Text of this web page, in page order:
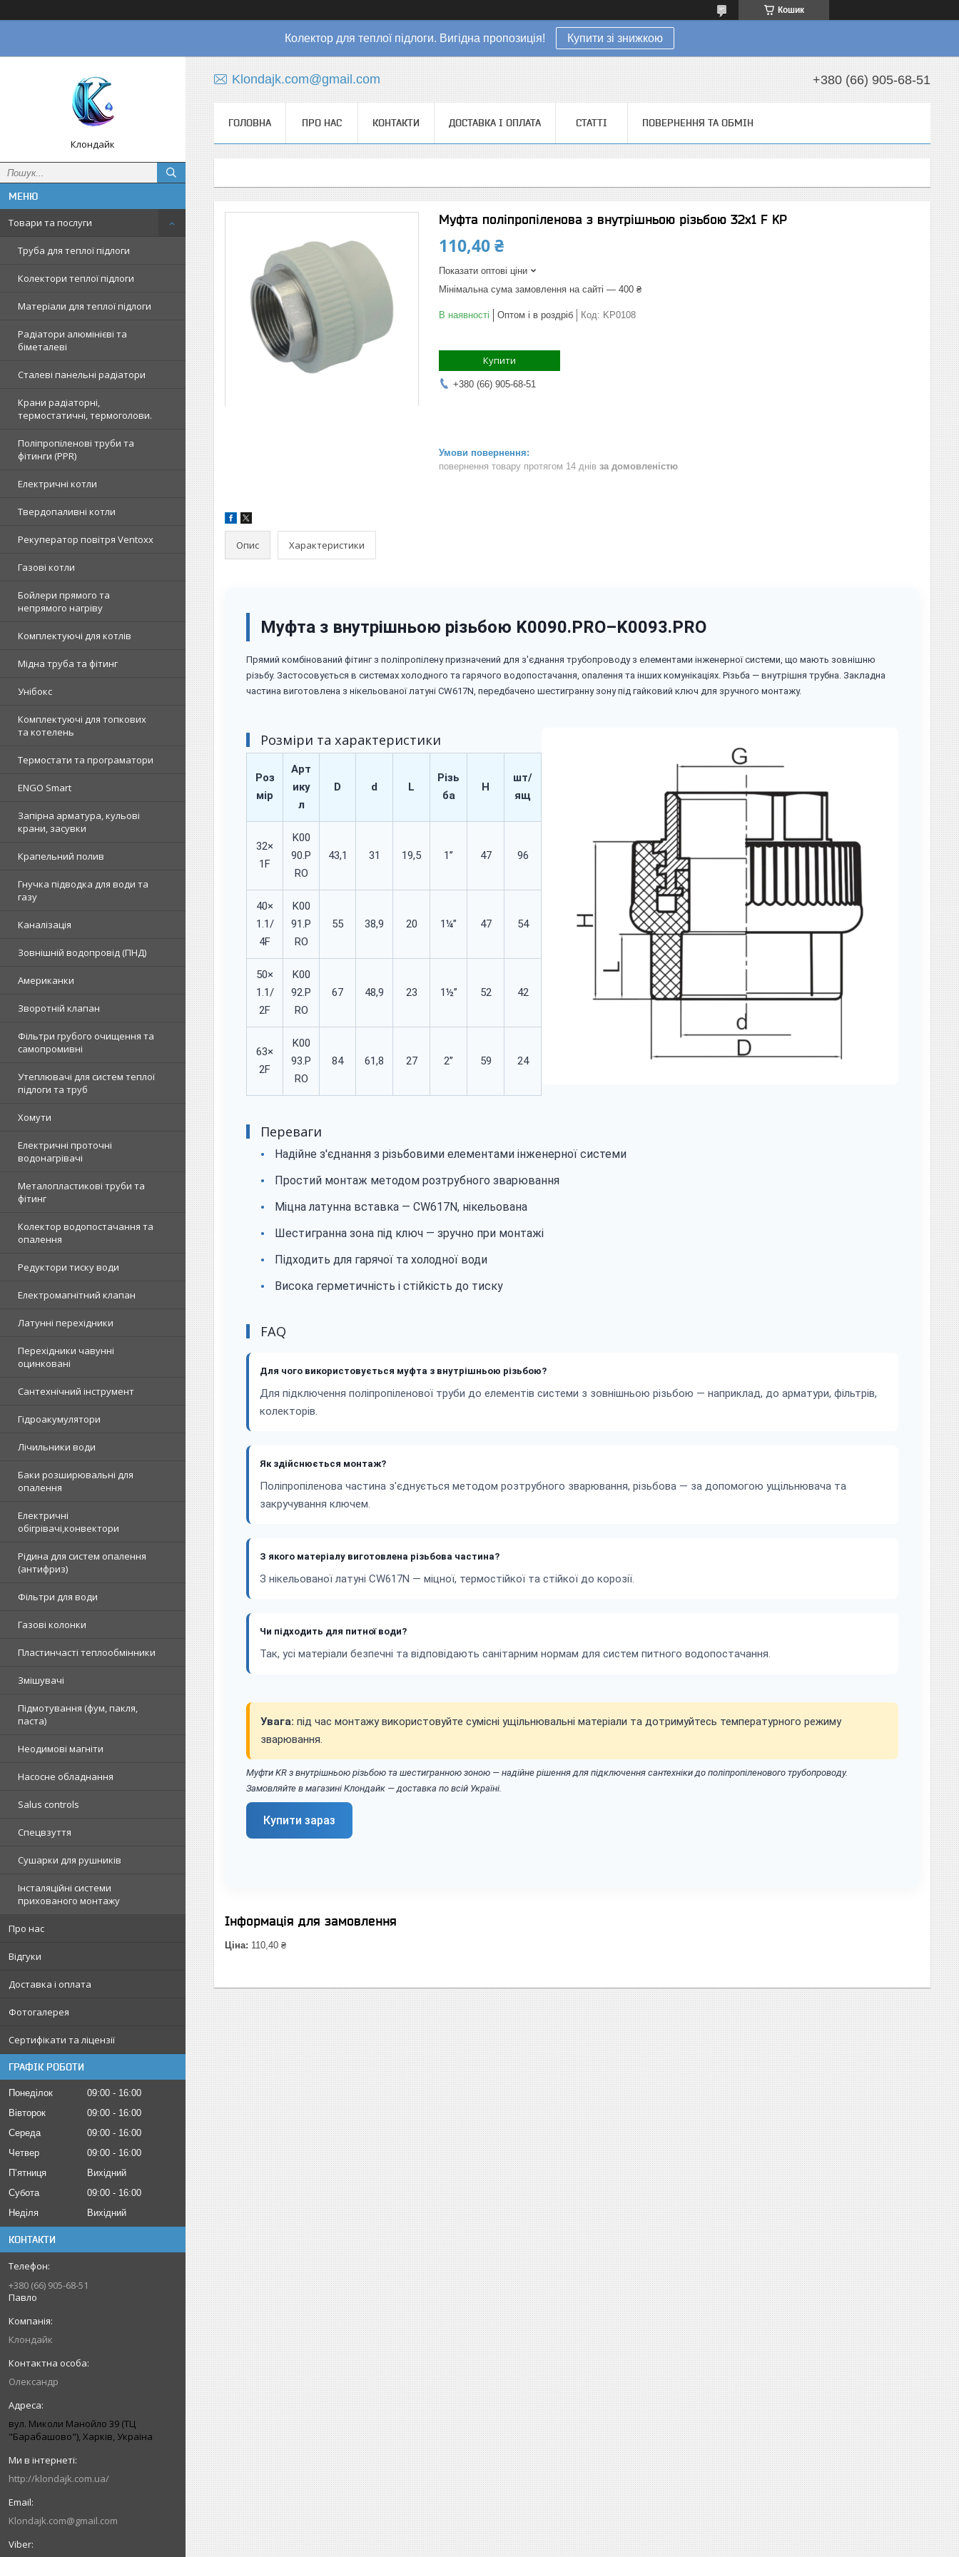
Кошик
Колектор для теплої підлоги. Вигідна пропозиція! Купити зі знижкою
Клондайк
Товари та послуги
Труба для теплої підлоги
Колектори теплої підлоги
Матеріали для теплої підлоги
Радіатори алюмінієві та
біметалеві
Сталеві панельні радіатори
Крани радіаторні,
термостатичні, термоголови.
Поліпропіленові труби та
фітинги (PPR)
Електричні котли
Твердопаливні котли
Рекуператор повітря Ventoxx
Газові котли
Бойлери прямого та
непрямого нагріву
Комплектуючі для котлів
Мідна труба та фітинг
Унібокс
Комплектуючі для топкових
та котелень
Термостати та програматори
ENGO Smart
Запірна арматура, кульові
крани, засувки
Крапельний полив
Гнучка підводка для води та
газу
Каналізація
Зовнішній водопровід (ПНД)
Американки
Зворотній клапан
Фільтри грубого очищення та
самопромивні
Утеплювачі для систем теплої
підлоги та труб
Хомути
Електричні проточні
водонагрівачі
Металопластикові труби та
фітинг
Колектор водопостачання та
опалення
Редуктори тиску води
Електромагнітний клапан
Латунні перехідники
Перехідники чавунні
оцинковані
Сантехнічний інструмент
Гідроакумулятори
Лічильники води
Баки розширювальні для
опалення
Електричні
обігрівачі,конвектори
Рідина для систем опалення
(антифриз)
Фільтри для води
Газові колонки
Пластинчасті теплообмінники
Змішувачі
Підмотування (фум, пакля,
паста)
Неодимові магніти
Насосне обладнання
Salus controls
Спецвзуття
Сушарки для рушників
Інсталяційні системи
прихованого монтажу
Про нас
Відгуки
Доставка і оплата
Фотогалерея
Сертифікати та ліцензії
ГРАФІК РОБОТИ
Понеділок 09:00
16:00
Вівторок
09:00
16:00
Середа
09:00
16:00
Четвер
09:00
16:00
Пʼятниця
Вихідний
Субота
09:00
16:00
Неділя
Вихідний
КОНТАКТИ
+380 (66) 905-68-51
Павло
Клондайк
Олександр
вул. Миколи Манойло 39 (ТЦ
"Барабашово"), Харків, Україна
http://klondajk.com.ua/
Klondajk.com@gmail.com
Klondajk.com@gmail.com +380 (66) 905-68-51
ГОЛОВНА ПРО НАС КОНТАКТИ ДОСТАВКА І ОПЛАТА СТАТТІ ПОВЕРНЕННЯ ТА ОБМІН
Муфта поліпропіленова з внутрішньою різьбою 32x1 F KP
110,40 ₴
Показати оптові ціни
Мінімальна сума замовлення на сайті — 400 ₴
В наявності Оптом і в роздріб Код: KP0108
Купити
+380 (66) 905-68-51
повернення товару протягом 14 днів за домовленістю
Опис Характеристики
Муфта з внутрішньою різьбою K0090.PRO–K0093.PRO
Прямий комбінований фітинг з поліпропілену призначений для з'єднання трубопроводу з елементами інженерної системи, що мають зовнішню
різьбу. Застосовується в системах холодного та гарячого водопостачання, опалення та інших комунікаціях. Різьба — внутрішня трубна. Закладна
частина виготовлена з нікельованої латуні CW617N, передбачено шестигранну зону під гайковий ключ для зручного монтажу.
Розміри та характеристики
Роз
мір
Арт
ику
л
D d L
Різь
ба
H
шт/
ящ
32×
1F
K00
90.P
RO
43,1 31 19,5 1’’ 47 96
40×
1.1/
4F
K00
91.P
RO
55 38,9 20 1¼’’ 47 54
50×
1.1/
2F
K00
92.P
RO
67 48,9 23 1½’’ 52 42
63×
2F
K00
93.P
RO
84 61,8 27 2’’ 59 24
Переваги
Надійне з'єднання з різьбовими елементами інженерної системи
Простий монтаж методом розтрубного зварювання
Міцна латунна вставка — CW617N, нікельована
Шестигранна зона під ключ — зручно при монтажі
Підходить для гарячої та холодної води
Висока герметичність і стійкість до тиску
FAQ
Для чого використовується муфта з внутрішньою різьбою?
Для підключення поліпропіленової труби до елементів системи з зовнішньою різьбою — наприклад, до арматури, фільтрів,
колекторів.
Як здійснюється монтаж?
Поліпропіленова частина з'єднується методом розтрубного зварювання, різьбова — за допомогою ущільнювача та
закручування ключем.
З якого матеріалу виготовлена різьбова частина?
З нікельованої латуні CW617N — міцної, термостійкої та стійкої до корозії.
Чи підходить для питної води?
Так, усі матеріали безпечні та відповідають санітарним нормам для систем питного водопостачання.
Увага: під час монтажу використовуйте сумісні ущільнювальні матеріали та дотримуйтесь температурного режиму
зварювання.
Муфти KR з внутрішньою різьбою та шестигранною зоною — надійне рішення для підключення сантехніки до поліпропіленового трубопроводу.
Замовляйте в магазині Клондайк — доставка по всій Україні.
Купити зараз
Інформація для замовлення
Ціна: 110,40 ₴